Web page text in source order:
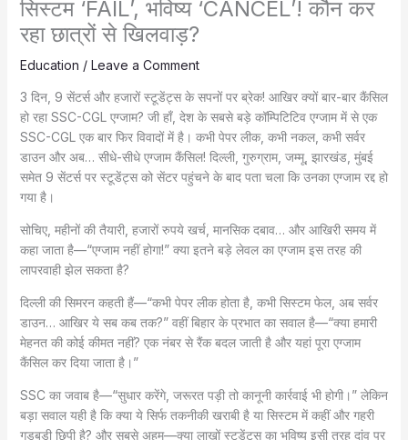
सिस्टम ‘FAIL’, भविष्य ‘CANCEL’! कौन कर
रहा छात्रों से खिलवाड़?
Education / Leave a Comment
3 दिन, 9 सेंटर्स और हजारों स्टूडेंट्स के सपनों पर ब्रेक! आखिर क्यों बार-बार कैंसिल
हो रहा SSC-CGL एग्जाम? जी हाँ, देश के सबसे बड़े कॉम्पिटिटिव एग्जाम में से एक
SSC-CGL एक बार फिर विवादों में है। कभी पेपर लीक, कभी नकल, कभी सर्वर
डाउन और अब… सीधे-सीधे एग्जाम कैंसिल! दिल्ली, गुरुग्राम, जम्मू, झारखंड, मुंबई
समेत 9 सेंटर्स पर स्टूडेंट्स को सेंटर पहुंचने के बाद पता चला कि उनका एग्जाम रद्द हो
गया है।
सोचिए, महीनों की तैयारी, हजारों रुपये खर्च, मानसिक दबाव… और आखिरी समय में
कहा जाता है—“एग्जाम नहीं होगा!” क्या इतने बड़े लेवल का एग्जाम इस तरह की
लापरवाही झेल सकता है?
दिल्ली की सिमरन कहती हैं—“कभी पेपर लीक होता है, कभी सिस्टम फेल, अब सर्वर
डाउन… आखिर ये सब कब तक?” वहीं बिहार के प्रभात का सवाल है—“क्या हमारी
मेहनत की कोई कीमत नहीं? एक नंबर से रैंक बदल जाती है और यहां पूरा एग्जाम
कैंसिल कर दिया जाता है।”
SSC का जवाब है—“सुधार करेंगे, जरूरत पड़ी तो कानूनी कार्रवाई भी होगी।” लेकिन
बड़ा सवाल यही है कि क्या ये सिर्फ तकनीकी खराबी है या सिस्टम में कहीं और गहरी
गड़बड़ी छिपी है? और सबसे अहम—क्या लाखों स्टूडेंट्स का भविष्य इसी तरह दांव पर